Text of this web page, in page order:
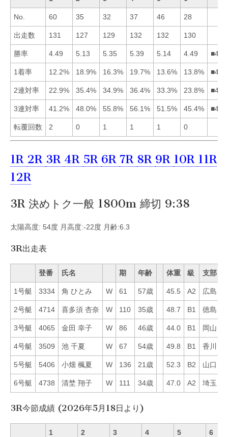
No. 60 35 32 37 46 28
出走数 131 127 129 132 132 130
勝率 4.49 5.13 5.35 5.39 5.14 4.49
1着率 12.2% 18.9% 16.3% 19.7% 13.6% 13.8%
2連対率 22.9% 35.4% 34.9% 36.4% 33.3% 23.8%
3連対率 41.2% 48.0% 55.8% 56.1% 51.5% 45.4%
転覆回数 2 0 1 1 1 0
1R 2R 3R 4R 5R 6R 7R 8R 9R 10R 11R
12R
3R 決めトク一般 1800m 締切 9:38
太陽高度: 54度 月高度:-22度 月齢:6.3
3R出走表
登番 氏名 期 年齢 体重 級 支部
1号艇 3334 角 ひとみ W 61 57歳 45.5 A2 広島
2号艇 4714 喜多須 杏奈 W 110 35歳 48.7 B1 徳島
3号艇 4065 金田 幸子 W 86 46歳 44.0 B1 岡山
4号艇 3509 池 千夏 W 67 54歳 49.8 B1 香川
5号艇 5406 小畑 楓夏 W 136 21歳 52.3 B2 山口
6号艇 4738 清埜 翔子 W 111 34歳 47.0 A2 埼玉
3R今節成績 (2026年5月18日より)
1 2 3 4 5 6